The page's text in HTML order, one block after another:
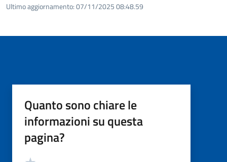
Ultimo aggiornamento:07/11/2025 08:48.59
Quanto sono chiare le
informazioni su questa
pagina?
Valutazione